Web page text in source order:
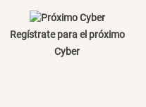
Regístrate para el próximo
Cyber
Papelero de Plástico Color 8 Lt
15,7x22,2x33,3 cm